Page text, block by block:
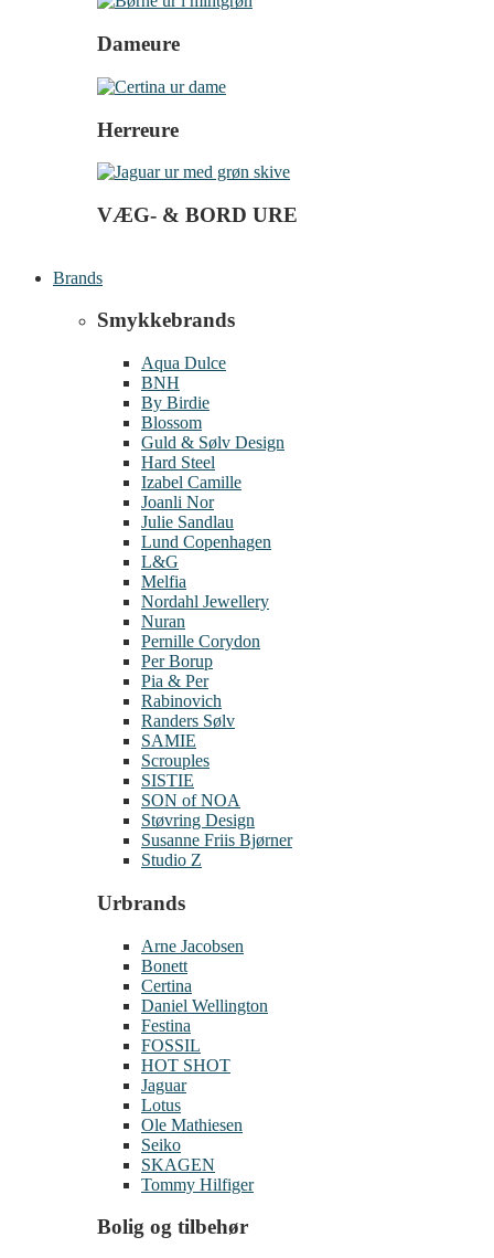
Dameure
Herreure
VÆG- & BORD URE
Brands
Smykkebrands
Aqua Dulce
BNH
By Birdie
Blossom
Guld & Sølv Design
Hard Steel
Izabel Camille
Joanli Nor
Julie Sandlau
Lund Copenhagen
L&G
Melfia
Nordahl Jewellery
Nuran
Pernille Corydon
Per Borup
Pia & Per
Rabinovich
Randers Sølv
SAMIE
Scrouples
SISTIE
SON of NOA
Støvring Design
Susanne Friis Bjørner
Studio Z
Urbrands
Arne Jacobsen
Bonett
Certina
Daniel Wellington
Festina
FOSSIL
HOT SHOT
Jaguar
Lotus
Ole Mathiesen
Seiko
SKAGEN
Tommy Hilfiger
Bolig og tilbehør